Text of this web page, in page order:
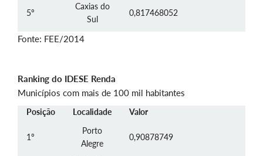
5º
Caxias do
Sul
0,817468052
Fonte: FEE/2014
Ranking do IDESE Renda
Municípios com mais de 100 mil habitantes
Posição Localidade Valor
1º
Porto
Alegre
0,90878749